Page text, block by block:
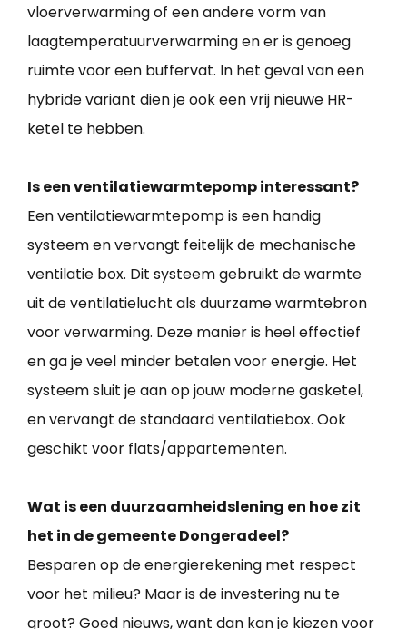
vloerverwarming of een andere vorm van
laagtemperatuurverwarming en er is genoeg
ruimte voor een buffervat. In het geval van een
hybride variant dien je ook een vrij nieuwe HR-
ketel te hebben.
Is een ventilatiewarmtepomp interessant?
Een ventilatiewarmtepomp is een handig
systeem en vervangt feitelijk de mechanische
ventilatie box. Dit systeem gebruikt de warmte
uit de ventilatielucht als duurzame warmtebron
voor verwarming. Deze manier is heel effectief
en ga je veel minder betalen voor energie. Het
systeem sluit je aan op jouw moderne gasketel,
en vervangt de standaard ventilatiebox. Ook
geschikt voor flats/appartementen.
Wat is een duurzaamheidslening en hoe zit
het in de gemeente Dongeradeel?
Besparen op de energierekening met respect
voor het milieu? Maar is de investering nu te
groot? Goed nieuws, want dan kan je kiezen voor